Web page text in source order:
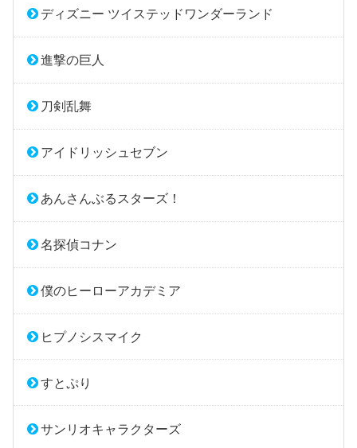
ディズニー ツイステッドワンダーランド
進撃の巨人
刀剣乱舞
アイドリッシュセブン
あんさんぶるスターズ！
名探偵コナン
僕のヒーローアカデミア
ヒプノシスマイク
すとぷり
サンリオキャラクターズ